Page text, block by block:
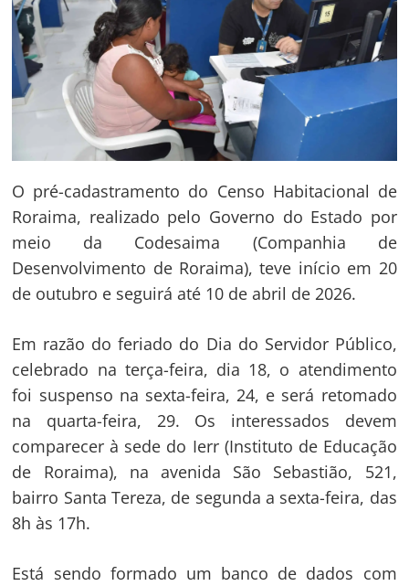
O pré-cadastramento do Censo Habitacional de
Roraima, realizado pelo Governo do Estado por
meio da Codesaima (Companhia de
Desenvolvimento de Roraima), teve início em 20
de outubro e seguirá até 10 de abril de 2026.
Em razão do feriado do Dia do Servidor Público,
celebrado na terça-feira, dia 18, o atendimento
foi suspenso na sexta-feira, 24, e será retomado
na quarta-feira, 29. Os interessados devem
comparecer à sede do Ierr (Instituto de Educação
de Roraima), na avenida São Sebastião, 521,
bairro Santa Tereza, de segunda a sexta-feira, das
8h às 17h.
Está sendo formado um banco de dados com